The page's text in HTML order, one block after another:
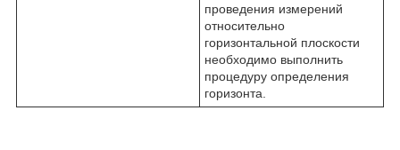
проведения измерений
относительно
горизонтальной плоскости
необходимо выполнить
процедуру определения
горизонта.